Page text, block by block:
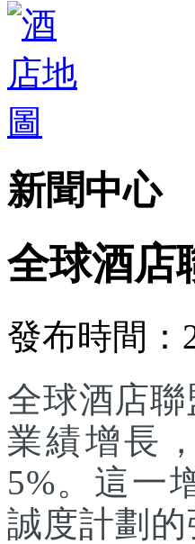
新聞中心
全球酒店
發布時間：
全球酒店
業績增長
5%。這一
誠度計劃